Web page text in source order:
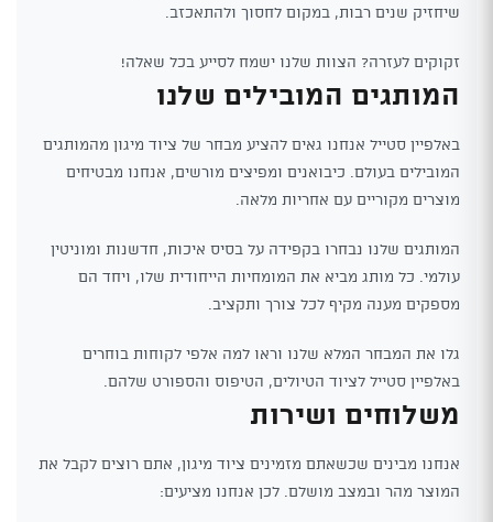
שיחזיק שנים רבות, במקום לחסוך ולהתאכזב.
זקוקים לעזרה? הצוות שלנו ישמח לסייע בכל שאלה!
המותגים המובילים שלנו
באלפיין סטייל אנחנו גאים להציע מבחר של ציוד מיגון מהמותגים
המובילים בעולם. כיבואנים ומפיצים מורשים, אנחנו מבטיחים
מוצרים מקוריים עם אחריות מלאה.
המותגים שלנו נבחרו בקפידה על בסיס איכות, חדשנות ומוניטין
עולמי. כל מותג מביא את המומחיות הייחודית שלו, ויחד הם
מספקים מענה מקיף לכל צורך ותקציב.
גלו את המבחר המלא שלנו וראו למה אלפי לקוחות בוחרים
באלפיין סטייל לציוד הטיולים, הטיפוס והספורט שלהם.
משלוחים ושירות
אנחנו מבינים שכשאתם מזמינים ציוד מיגון, אתם רוצים לקבל את
המוצר מהר ובמצב מושלם. לכן אנחנו מציעים: